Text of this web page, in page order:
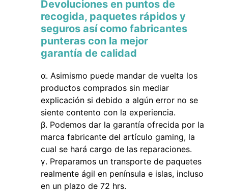
Devoluciones en puntos de
recogida, paquetes rápidos y
seguros así como fabricantes
punteras con la mejor
garantía de calidad
Asimismo puede mandar de vuelta los
productos comprados sin mediar
explicación si debido a algún error no se
siente contento con la experiencia.
Podemos dar la garantía ofrecida por la
marca fabricante del artículo gaming, la
cual se hará cargo de las reparaciones.
Preparamos un transporte de paquetes
realmente ágil en península e islas, incluso
en un plazo de 72 hrs.